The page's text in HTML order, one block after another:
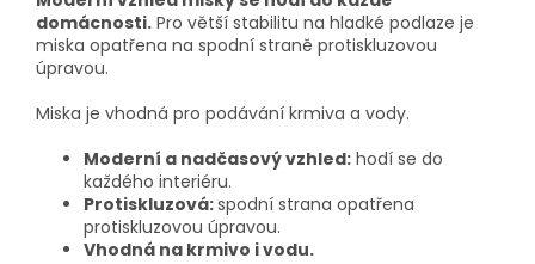
domácnosti. Pro větší stabilitu na hladké podlaze je
miska opatřena na spodní straně protiskluzovou
úpravou.
Miska je vhodná pro podávání krmiva a vody.
Moderní a nadčasový vzhled: hodí se do
každého interiéru.
Protiskluzová:spodní strana opatřena
protiskluzovou úpravou.
Vhodná na krmivo i vodu.